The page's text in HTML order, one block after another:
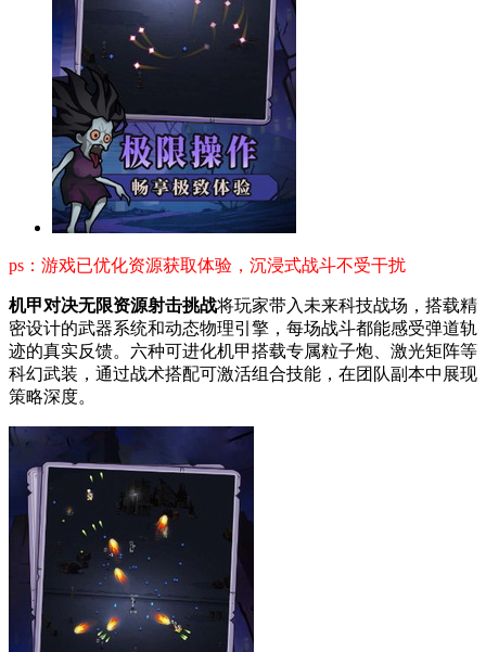
ps：游戏已优化资源获取体验，沉浸式战斗不受干扰
机甲对决无限资源射击挑战将玩家带入未来科技战场，搭载精
密设计的武器系统和动态物理引擎，每场战斗都能感受弹道轨
迹的真实反馈。六种可进化机甲搭载专属粒子炮、激光矩阵等
科幻武装，通过战术搭配可激活组合技能，在团队副本中展现
策略深度。